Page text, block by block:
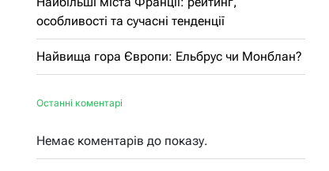
особливості та сучасні тенденції
Найвища гора Європи: Ельбрус чи Монблан?
Останні коментарі
Немає коментарів до показу.